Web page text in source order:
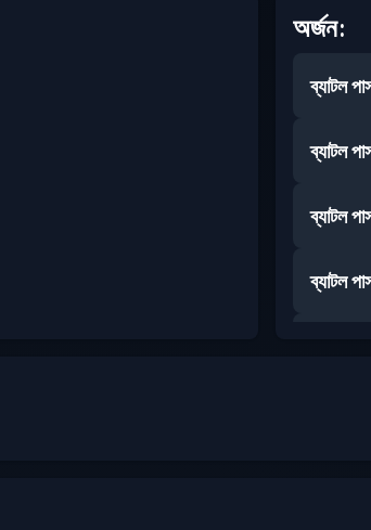
অর্জন:
ব্যাটল
ব্যাটল
ব্যাটল
ব্যাটল